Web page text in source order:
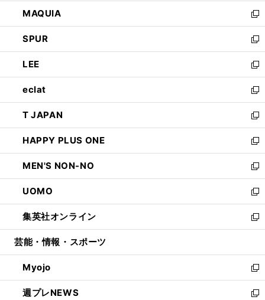
ド
ウ
で
開
く
ウ
ィ
ン
ド
ウ
で
開
く
し
い
ウ
ィ
ン
ド
ウ
で
開
く
MAQUIA
新
し
い
ウ
ィ
ン
ド
ウ
で
開
く
SPUR
新
し
い
ウ
ィ
ン
ド
ウ
で
開
く
LEE
新
し
い
ウ
ィ
ン
ド
ウ
で
開
く
eclat
新
し
い
ウ
ィ
ン
ド
ウ
で
開
く
T JAPAN
新
し
い
ウ
ィ
ン
ド
ウ
で
開
HAPPY PLUS ONE
新
し
い
ウ
ィ
ン
ド
ウ
開
く
MEN'S NON-NO
新
し
い
ウ
ィ
ン
ウ
で
開
く
UOMO
新
し
い
ウ
ン
ド
ウ
で
集英社オンライン
新
し
ウ
ィ
ン
ド
芸能・情報・スポーツ
Myojo
新
し
い
週プレNEWS
新